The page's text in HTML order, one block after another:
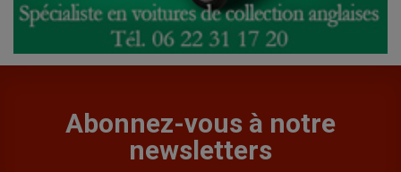
Abonnez-vous à notre
newsletters